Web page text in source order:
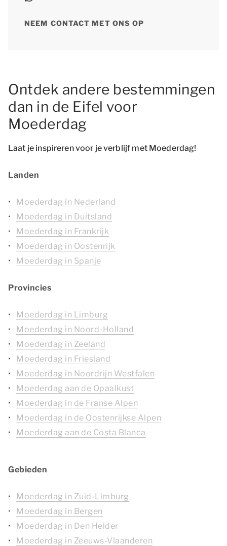
NEEM CONTACT MET ONS OP
Ontdek andere bestemmingen
dan in de Eifel voor
Moederdag
Laat je inspireren voor je verblijf met Moederdag!
Landen
Moederdag in Nederland
Moederdag in Duitsland
Moederdag in Frankrijk
Moederdag in Oostenrijk
Moederdag in Spanje
Provincies
Moederdag in Limburg
Moederdag in Noord-Holland
Moederdag in Zeeland
Moederdag in Friesland
Moederdag in Noordrijn Westfalen
Moederdag aan de Opaalkust
Moederdag in de Franse Alpen
Moederdag in de Oostenrijkse Alpen
Moederdag aan de Costa Blanca
Gebieden
Moederdag in Zuid-Limburg
Moederdag in Bergen
Moederdag in Den Helder
Moederdag in Zeeuws-Vlaanderen